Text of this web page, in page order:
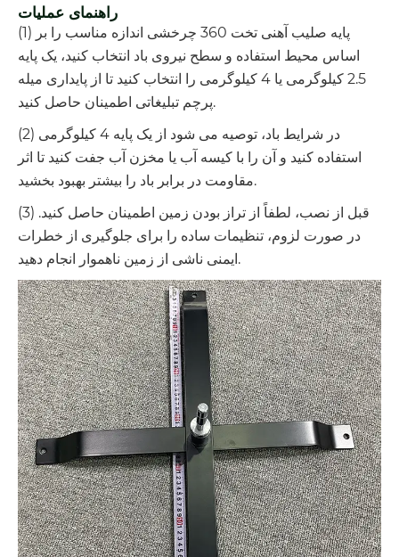
راهنمای عملیات
(1) پایه صلیب آهنی تخت 360 چرخشی اندازه مناسب را بر
اساس محیط استفاده و سطح نیروی باد انتخاب کنید، یک پایه
2.5 کیلوگرمی یا 4 کیلوگرمی را انتخاب کنید تا از پایداری میله
پرچم تبلیغاتی اطمینان حاصل کنید.
(2) در شرایط باد، توصیه می شود از یک پایه 4 کیلوگرمی
استفاده کنید و آن را با کیسه آب یا مخزن آب جفت کنید تا اثر
مقاومت در برابر باد را بیشتر بهبود بخشید.
(3) قبل از نصب، لطفاً از تراز بودن زمین اطمینان حاصل کنید.
در صورت لزوم، تنظیمات ساده را برای جلوگیری از خطرات
ایمنی ناشی از زمین ناهموار انجام دهید.